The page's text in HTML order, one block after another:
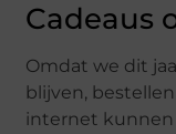
Cadeaus
Omdat we dit
blijven,
internet kunnen